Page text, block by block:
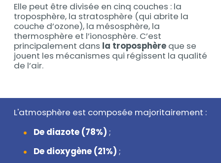
Elle peut être divisée en cinq couches : la
troposphère, la stratosphère (qui abrite la
couche d’ozone), la mésosphère, la
thermosphère et l’ionosphère. C’est
principalement dans la troposphèreque se
jouent les mécanismes qui régissent la qualité
de l’air.
Texte
L'atmosphère est composée majoritairement :
De diazote (78%) ;
De dioxygène (21%) ;